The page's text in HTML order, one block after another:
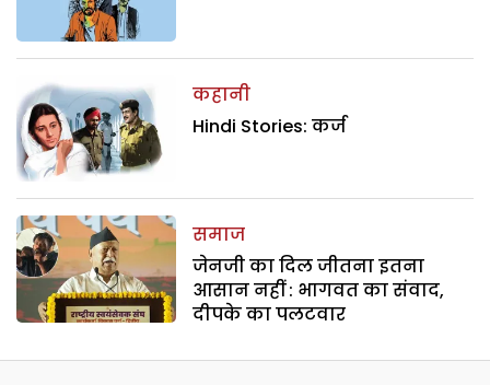
कहानी
Hindi Stories: कर्ज
समाज
जेनजी का दिल जीतना इतना
आसान नहीं : भागवत का संवाद,
दीपके का पलटवार